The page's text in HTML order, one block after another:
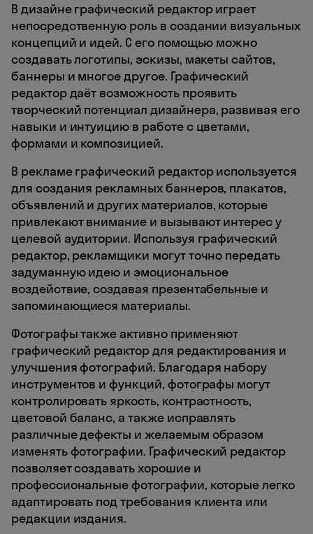
В дизайне графический редактор играет
непосредственную роль в создании визуальных
концепций и идей. С его помощью можно
создавать логотипы, эскизы, макеты сайтов,
баннеры и многое другое. Графический
редактор даёт возможность проявить
творческий потенциал дизайнера, развивая его
навыки и интуицию в работе с цветами,
формами и композицией.
В рекламе графический редактор используется
для создания рекламных баннеров, плакатов,
объявлений и других материалов, которые
привлекают внимание и вызывают интерес у
целевой аудитории. Используя графический
редактор, рекламщики могут точно передать
задуманную идею и эмоциональное
воздействие, создавая презентабельные и
запоминающиеся материалы.
Фотографы также активно применяют
графический редактор для редактирования и
улучшения фотографий. Благодаря набору
инструментов и функций, фотографы могут
контролировать яркость, контрастность,
цветовой баланс, а также исправлять
различные дефекты и желаемым образом
изменять фотографии. Графический редактор
позволяет создавать хорошие и
профессиональные фотографии, которые легко
адаптировать под требования клиента или
редакции издания.